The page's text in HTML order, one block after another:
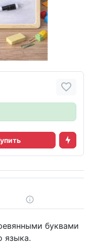
буквами
языка.